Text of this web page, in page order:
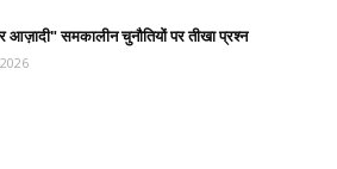
समकालीन चुनौतियों पर तीखा प्रश्न